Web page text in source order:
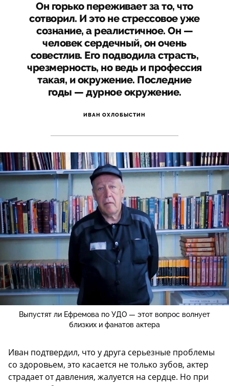
Он горько переживает за то, что
сотворил. И это не стрессовое уже
сознание, а реалистичное. Он —
человек сердечный, он очень
совестлив. Его подводила страсть,
чрезмерность, но ведь и профессия
такая, и окружение. Последние
годы — дурное окружение.
ИВАН ОХЛОБЫСТИН
Выпустят ли Ефремова по УДО — этот вопрос волнует
близких и фанатов актера
Иван подтвердил, что у друга серьезные проблемы
со здоровьем, это касается не только зубов, актер
страдает от давления, жалуется на сердце. Но при